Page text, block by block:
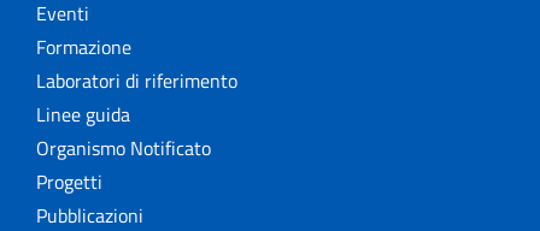
Eventi
Formazione
Laboratori di riferimento
Linee guida
Organismo Notificato
Progetti
Pubblicazioni